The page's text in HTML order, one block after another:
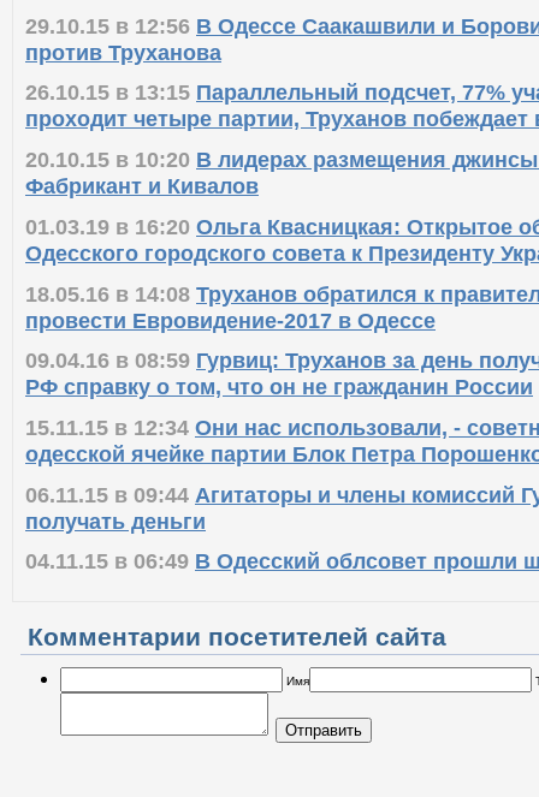
29.10.15 в 12:56 В Одессе Саакашвили и
против Труханова
26.10.15 в 13:15 Параллельный подсчет, 77%
проходит четыре партии, Труханов побеждает
20.10.15 в 10:20 В лидерах размещения
Фабрикант и Кивалов
01.03.19 в 16:20 Ольга Квасницкая: Открытое
Одесского городского совета к Президенту
18.05.16 в 14:08 Труханов обратился к
провести Евровидение-2017 в Одессе
09.04.16 в 08:59 Гурвиц: Труханов за день
РФ справку о том, что он не гражданин России
15.11.15 в 12:34 Они нас использовали, -
одесской ячейке партии Блок Петра
06.11.15 в 09:44 Агитаторы и члены комиссий
получать деньги
04.11.15 в 06:49 В Одесский облсовет прошли
Комментарии посетителей сайта
Имя
Отправить